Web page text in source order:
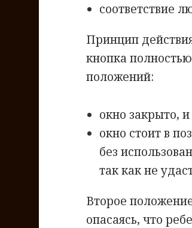
соответствие
Принцип
кнопка
положений:
окно закрыто,
окно стоит в
без
так как не
Второе
опасаясь, что